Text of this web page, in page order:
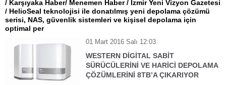
/ Karşıyaka Haber/ Menemen Haber / İzmir Yeni Vizyon Gazetesi
/ HelioSeal teknolojisi ile donatılmış yeni depolama çözümü
serisi, NAS, güvenlik sistemleri ve kişisel depolama için
optimal per
01 Mart 2016 Salı 12:03
WESTERN DİGİTAL SABİT
SÜRÜCÜLERİNİ VE HARİCİ DEPOLAMA
ÇÖZÜMLERİNİ 8TB’A ÇIKARIYOR